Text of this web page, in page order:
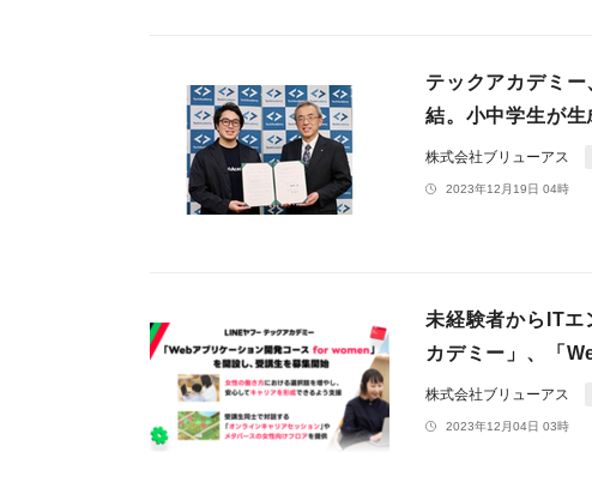
テックアカデミ
結。小中学生が
株式会社ブリューアス
2023年12月19日 04時
未経験者からITエ
カデミー」、「
株式会社ブリューアス
2023年12月04日 03時